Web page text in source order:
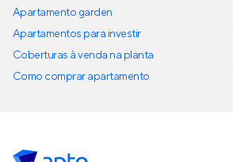
Apartamento garden
Apartamentos para investir
Coberturas à venda na planta
Como comprar apartamento